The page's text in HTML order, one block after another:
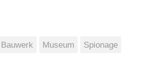
Bauwerk Museum Spionage